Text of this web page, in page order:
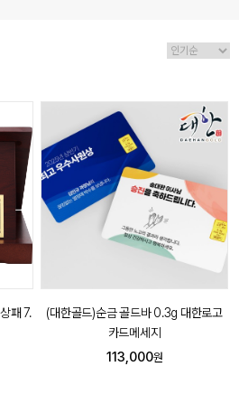
패 7.
(대한골드)순금 골드바 0.3g 대한로고
카드메세지
113,000원